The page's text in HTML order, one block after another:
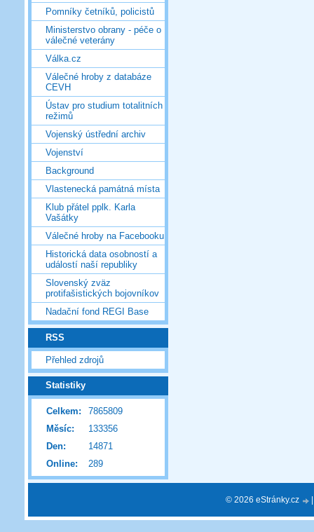
Pomníky četníků, policistů
Ministerstvo obrany - péče o
válečné veterány
Válka.cz
Válečné hroby z databáze
CEVH
Ústav pro studium totalitních
režimů
Vojenský ústřední archiv
Vojenství
Background
Vlastenecká památná místa
Klub přátel pplk. Karla
Vašátky
Válečné hroby na Facebooku
Historická data osobností a
událostí naší republiky
Slovenský zväz
protifašistických bojovníkov
Nadační fond REGI Base
RSS
Přehled zdrojů
Statistiky
Online: 289
Celkem:
7865809
Měsíc:
133356
Den:
14871
© 2026 eStránky.cz